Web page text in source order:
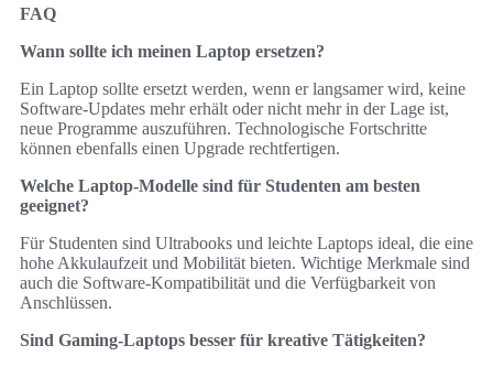
FAQ
Wann sollte ich meinen Laptop ersetzen?
Ein Laptop sollte ersetzt werden, wenn er langsamer wird, keine
Software-Updates mehr erhält oder nicht mehr in der Lage ist,
neue Programme auszuführen. Technologische Fortschritte
können ebenfalls einen Upgrade rechtfertigen.
Welche Laptop-Modelle sind für Studenten am besten
geeignet?
Für Studenten sind Ultrabooks und leichte Laptops ideal, die eine
hohe Akkulaufzeit und Mobilität bieten. Wichtige Merkmale sind
auch die Software-Kompatibilität und die Verfügbarkeit von
Anschlüssen.
Sind Gaming-Laptops besser für kreative Tätigkeiten?